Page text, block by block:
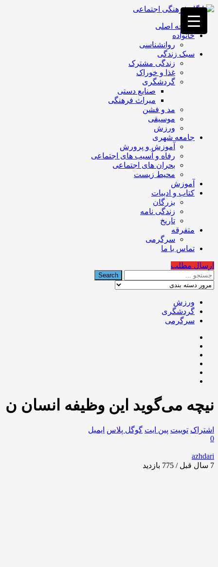
فصد
خون
غرب
تهران
خشکشویی
تصفیه
تهران
صفحه اصلی
خانواده
روانشناسی
سبک زندگی
زندگی مشترک
غذا و خوراک
گردشگری
صنایع دستی
میراث فرهنگی
مد و فشن
موسیقی
ورزش
جامعه شهری
آموزش و پرورش
رفاه و آسیب های اجتماعی
بحران های اجتماعی
محیط زیست
آموزش
کتاب و ادبیات
بزرگان
زندگی نامه
تاریخ
متفرقه
سرگرمی
تماس با ما
ارسال مطلب
ورزش
گردشگری
سرگرمی
نیچه می‌گوید این وظیفه انسان ن
اشتراک توییت پین ایت گوگل‌ پلاس ایمیل
0
azhdari
7 سال قبل / 775
بازدید